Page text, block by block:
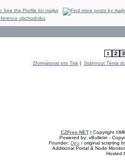
1 2 3
Zformátovat pro Tisk | Stáhnout Téma
CZFree.NET| Copyright
Powered by: vBulletin -
Founder: Deu / original scripting
Additional Portal & Node
Hosted